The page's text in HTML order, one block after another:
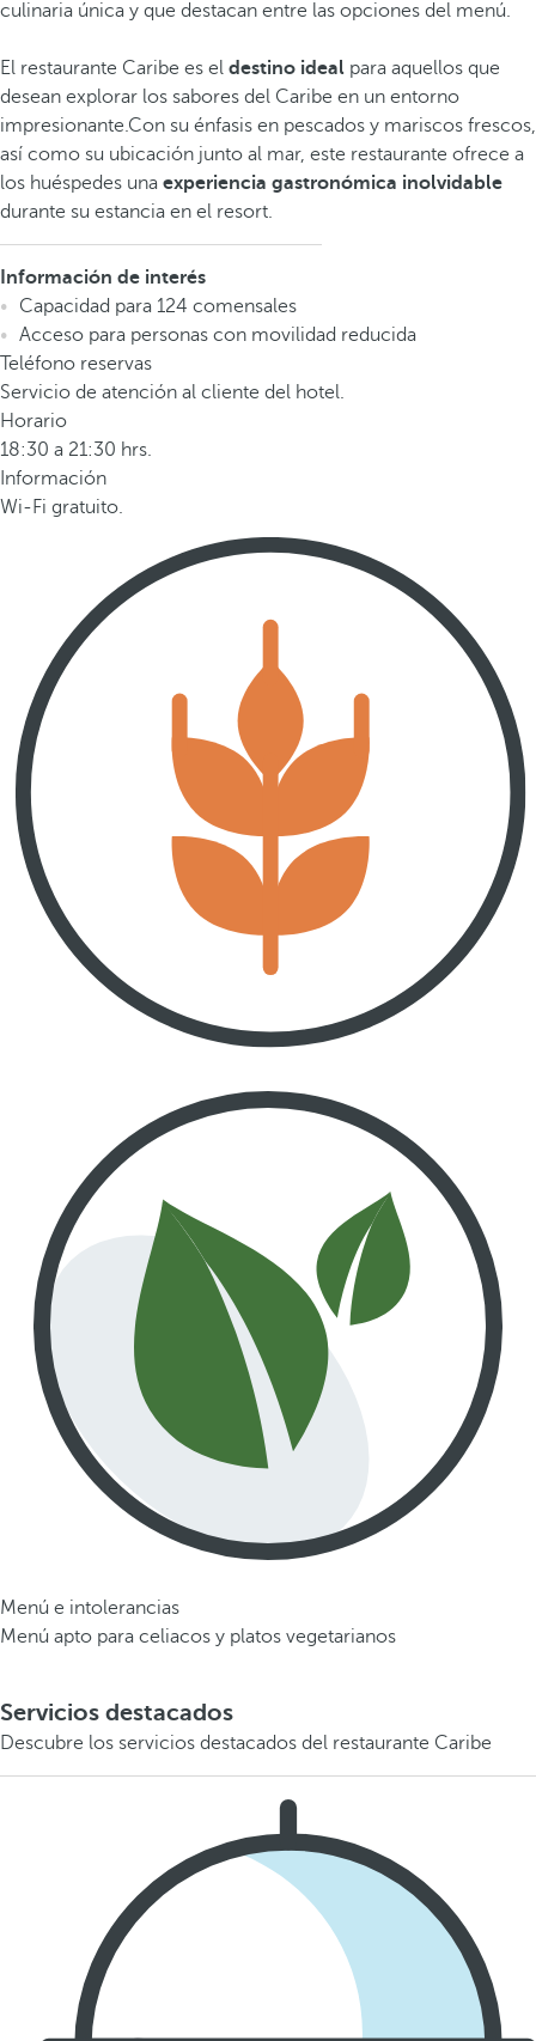
culinaria única y que destacan entre las opciones del menú.
El restaurante Caribe es el destino ideal para aquellos que
desean explorar los sabores del Caribe en un entorno
impresionante.Con su énfasis en pescados y mariscos frescos,
así como su ubicación junto al mar, este restaurante ofrece a
los huéspedes una experiencia gastronómica inolvidable
durante su estancia en el resort.
Información de interés
Capacidad para 124 comensales
Acceso para personas con movilidad reducida
Teléfono reservas
Servicio de atención al cliente del hotel.
Horario
18:30 a 21:30 hrs.
Información
Wi-Fi gratuito.
Menú e intolerancias
Menú apto para celiacos y platos vegetarianos
Servicios destacados
Descubre los servicios destacados del restaurante Caribe